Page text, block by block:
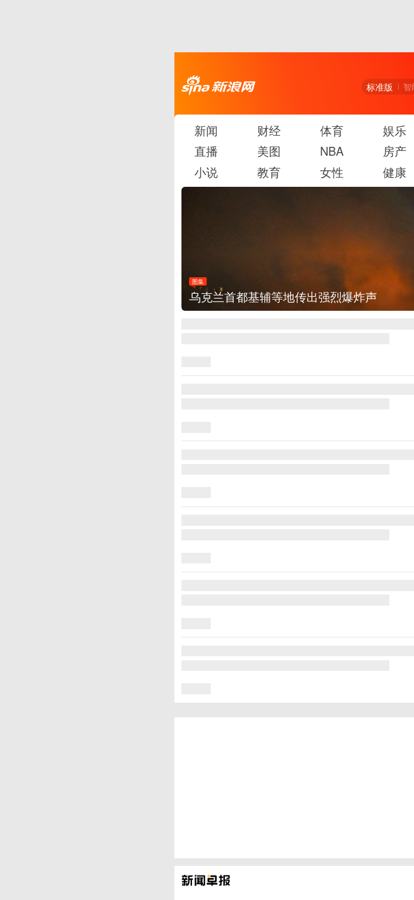
标准版 智
新闻 财经 体育 娱乐
直播
美图 NBA 房产
小说
教育 女性 健康
图集
乌克兰首都基辅等地传出强烈爆炸声